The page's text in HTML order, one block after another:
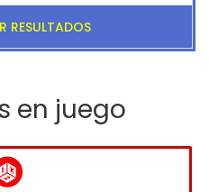
RESULTADOS
en juego